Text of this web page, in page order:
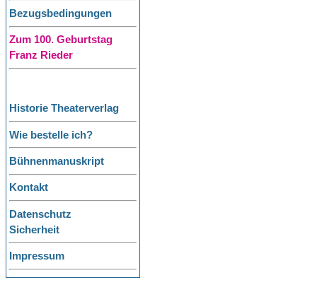
Bezugsbedingungen
Zum 100. Geburtstag
Franz Rieder
Historie Theaterverlag
Wie bestelle ich?
Bühnenmanuskript
Kontakt
Datenschutz
Sicherheit
Impressum